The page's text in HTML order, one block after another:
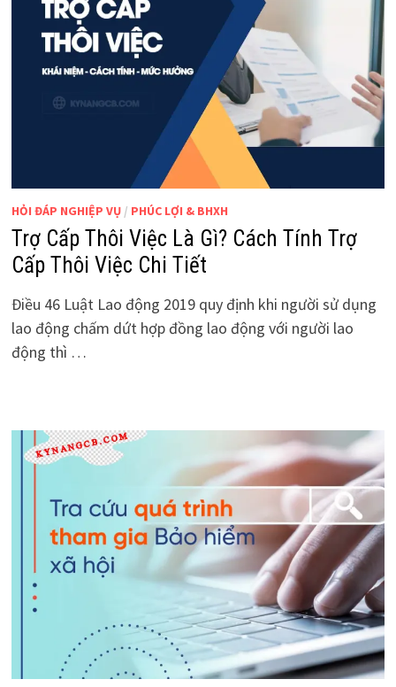
HỎI ĐÁP NGHIỆP VỤ/ PHÚC LỢI & BHXH
Trợ Cấp Thôi Việc Là Gì? Cách Tính Trợ
Cấp Thôi Việc Chi Tiết
Điều 46 Luật Lao động 2019 quy định khi người sử dụng
lao động chấm dứt hợp đồng lao động với người lao
động thì …